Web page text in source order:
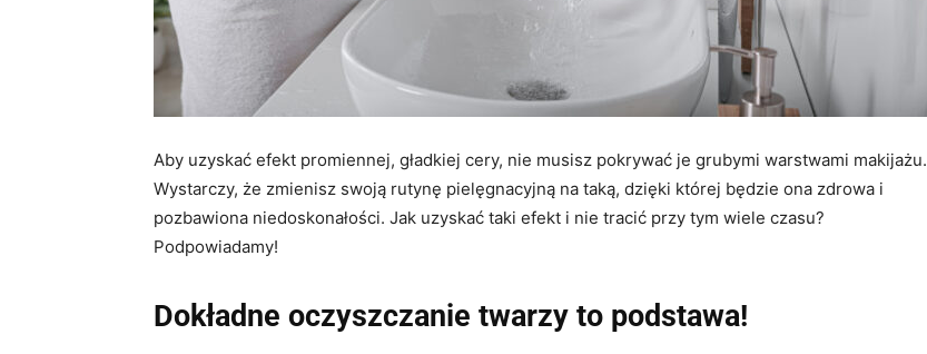
Aby uzyskać efekt promiennej, gładkiej cery, nie musisz pokrywać je grubymi warstwami makijażu.
Wystarczy, że zmienisz swoją rutynę pielęgnacyjną na taką, dzięki której będzie ona zdrowa i
pozbawiona niedoskonałości. Jak uzyskać taki efekt i nie tracić przy tym wiele czasu?
Podpowiadamy!
Dokładne oczyszczanie twarzy to podstawa!